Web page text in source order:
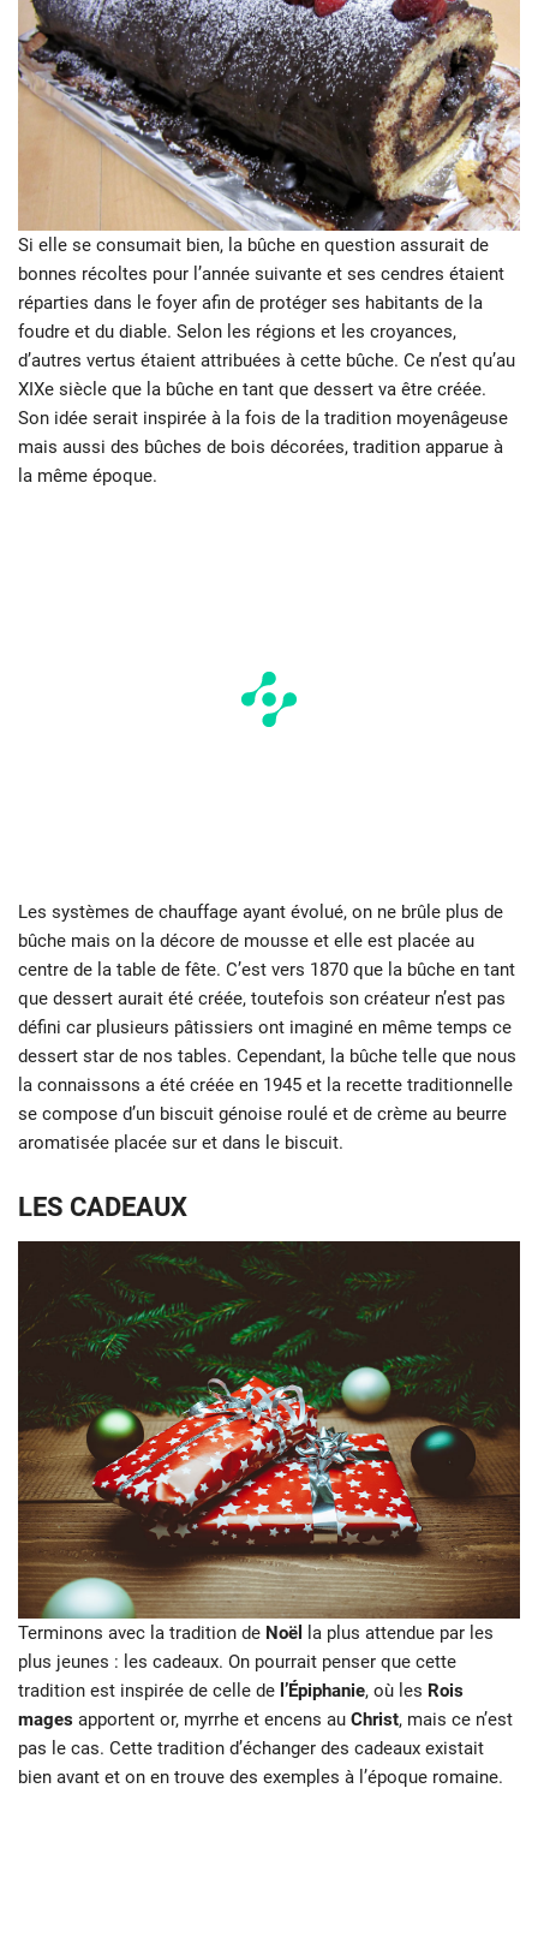
Si elle se consumait bien, la bûche en question assurait de
bonnes récoltes pour l’année suivante et ses cendres étaient
réparties dans le foyer afin de protéger ses habitants de la
foudre et du diable. Selon les régions et les croyances,
d’autres vertus étaient attribuées à cette bûche. Ce n’est qu’au
XIXe siècle que la bûche en tant que dessert va être créée.
Son idée serait inspirée à la fois de la tradition moyenâgeuse
mais aussi des bûches de bois décorées, tradition apparue à
la même époque.
Les systèmes de chauffage ayant évolué, on ne brûle plus de
bûche mais on la décore de mousse et elle est placée au
centre de la table de fête. C’est vers 1870 que la bûche en tant
que dessert aurait été créée, toutefois son créateur n’est pas
défini car plusieurs pâtissiers ont imaginé en même temps ce
dessert star de nos tables. Cependant, la bûche telle que nous
la connaissons a été créée en 1945 et la recette traditionnelle
se compose d’un biscuit génoise roulé et de crème au beurre
aromatisée placée sur et dans le biscuit.
LES CADEAUX
Terminons avec la tradition de Noël
la plus attendue par les
plus jeunes : les cadeaux. On pourrait penser que cette
tradition est inspirée de celle de l’Épiphanie, où les Rois
mages apportent or, myrrhe et encens au Christ, mais ce n’est
pas le cas. Cette tradition d’échanger des cadeaux existait
bien avant et on en trouve des exemples à l’époque romaine.